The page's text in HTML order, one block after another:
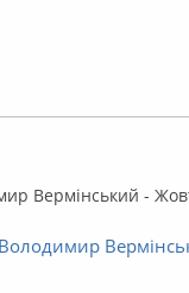
Вермінський -